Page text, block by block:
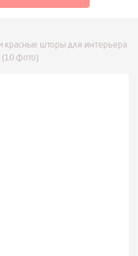
красные шторы для интерьера
(10 фото)